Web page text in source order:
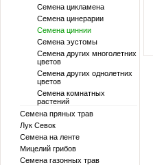
Семена цикламена
Семена цинерарии
Семена циннии
Семена эустомы
Семена других многолетних
цветов
Семена других однолетних
цветов
Семена комнатных
растений
Семена пряных трав
Лук Севок
Семена на ленте
Мицелий грибов
Семена газонных трав